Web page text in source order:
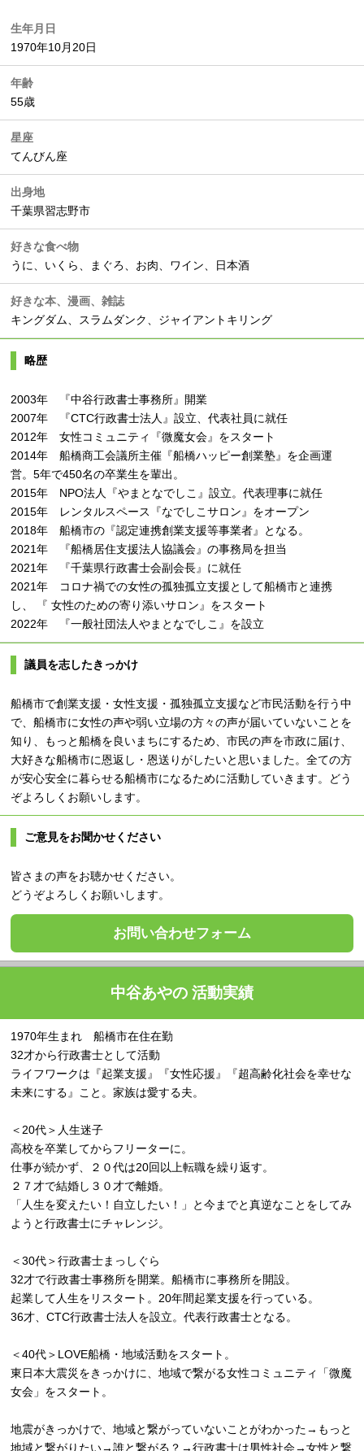
生年月日
1970年10月20日
年齢
55歳
星座
てんびん座
出身地
千葉県習志野市
好きな食べ物
うに、いくら、まぐろ、お肉、ワイン、日本酒
好きな本、漫画、雑誌
キングダム、スラムダンク、ジャイアントキリング
略歴
2003年 『中谷行政書士事務所』開業
2007年 『CTC行政書士法人』設立、代表社員に就任
2012年 女性コミュニティ『微魔女会』をスタート
2014年 船橋商工会議所主催『船橋ハッピー創業塾』を企画運
営。5年で450名の卒業生を輩出。
2015年 NPO法人『やまとなでしこ』設立。代表理事に就任
2015年 レンタルスペース『なでしこサロン』をオープン
2018年 船橋市の『認定連携創業支援等事業者』となる。
2021年 『船橋居住支援法人協議会』の事務局を担当
2021年 『千葉県行政書士会副会長』に就任
2021年 コロナ禍での女性の孤独孤立支援として船橋市と連携
し、 『 女性のための寄り添いサロン』をスタート
2022年 『一般社団法人やまとなでしこ』を設立
議員を志したきっかけ
船橋市で創業支援・女性支援・孤独孤立支援など市民活動を行う中
で、船橋市に女性の声や弱い立場の方々の声が届いていないことを
知り、もっと船橋を良いまちにするため、市民の声を市政に届け、
大好きな船橋市に恩返し・恩送りがしたいと思いました。全ての方
が安心安全に暮らせる船橋市になるために活動していきます。どう
ぞよろしくお願いします。
ご意見をお聞かせください
皆さまの声をお聴かせください。
どうぞよろしくお願いします。
お問い合わせフォーム
中谷あやの 活動実績
1970年生まれ 船橋市在住在勤
32才から行政書士として活動
ライフワークは『起業支援』『女性応援』『超高齢化社会を幸せな
未来にする』こと。家族は愛する夫。
＜20代＞人生迷子
高校を卒業してからフリーターに。
仕事が続かず、２０代は20回以上転職を繰り返す。
２７才で結婚し３０才で離婚。
「人生を変えたい！自立したい！」と今までと真逆なことをしてみ
ようと行政書士にチャレンジ。
＜30代＞行政書士まっしぐら
32才で行政書士事務所を開業。船橋市に事務所を開設。
起業して人生をリスタート。20年間起業支援を行っている。
36才、CTC行政書士法人を設立。代表行政書士となる。
＜40代＞LOVE船橋・地域活動をスタート。
東日本大震災をきっかけに、地域で繋がる女性コミュニティ「微魔
女会」をスタート。
地震がきっかけで、地域と繋がっていないことがわかった→もっと
地域と繋がりたい→誰と繋がる？→行政書士は男性社会→女性と繋